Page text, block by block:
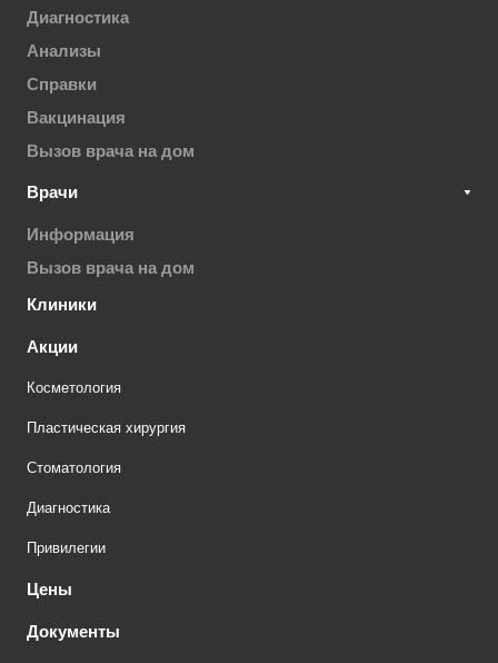
Диагностика
Анализы
Справки
Вакцинация
Вызов врача на дом
Врачи
Информация
Вызов врача на дом
Клиники
Акции
Косметология
Пластическая хирургия
Стоматология
Диагностика
Привилегии
Цены
Документы